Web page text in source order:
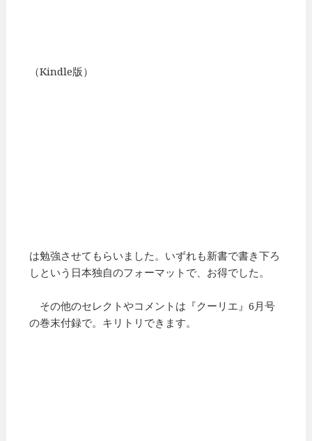
（Kindle版）
は勉強させてもらいました。いずれも新書で書き下ろ
しという日本独自のフォーマットで、お得でした。
その他のセレクトやコメントは『クーリエ』6月号
の巻末付録で。キリトリできます。